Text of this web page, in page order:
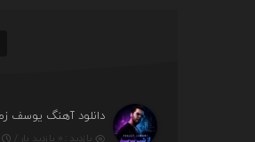
بازدید : ۰ بازدید بار /